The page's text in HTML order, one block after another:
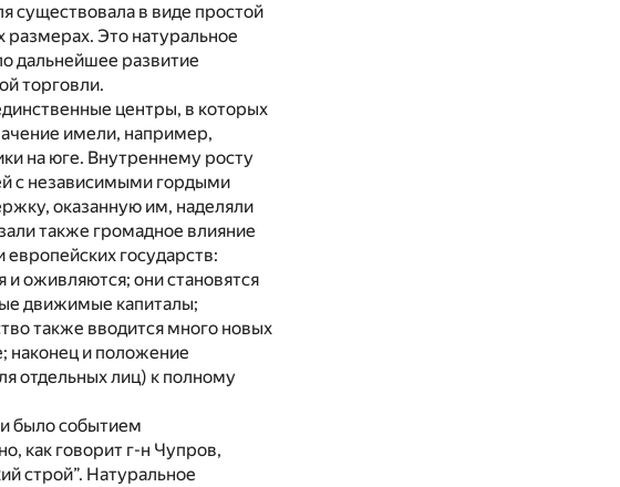
существовала в виде простой
размерах. Это натуральное
дальнейшее развитие
торговли.
центры, в которых
имели, например,
на юге. Внутреннему росту
с независимыми гордыми
оказанную им, наделяли
также громадное влияние
государств:
оживляются; они становятся
движимые капиталы;
также вводится много новых
наконец и положение
отдельных лиц) к полному
было событием
как говорит г-н Чупров,
строй”. Натуральное